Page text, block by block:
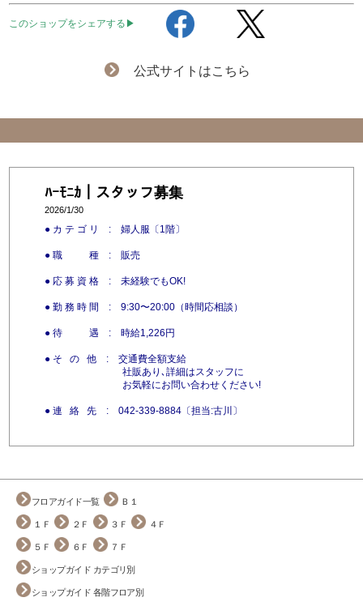
このショップをシェアする▶
公式サイトはこちら
ﾊｰﾓﾆｶ｜スタッフ募集
2026/1/30
● カ テ ゴ リ : 婦人服〔1階〕
● 職 種 : 販売
● 応 募 資 格 : 未経験でもOK!
● 勤 務 時 間 : 9:30〜20:00（時間応相談）
● 待 遇 : 時給1,226円
● そ の 他 : 交通費全額支給
社販あり､詳細はスタッフに
お気軽にお問い合わせください!
● 連 絡 先 : 042-339-8884〔担当:古川〕
フロアガイド一覧 Ｂ１
１Ｆ ２Ｆ ３Ｆ ４Ｆ
５Ｆ ６Ｆ ７Ｆ
ショップガイド カテゴリ別
ショップガイド 各階フロア別